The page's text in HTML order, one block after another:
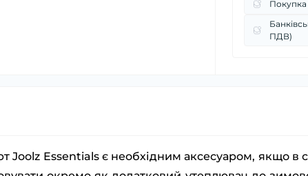
ПДВ)
Essentials є необхідним аксесуаром, якщо в